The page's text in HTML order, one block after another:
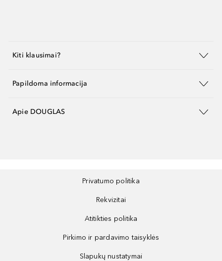
Kiti klausimai?
Papildoma informacija
Apie DOUGLAS
Privatumo politika
Rekvizitai
Atitikties politika
Pirkimo ir pardavimo taisyklės
Slapukų nustatymai